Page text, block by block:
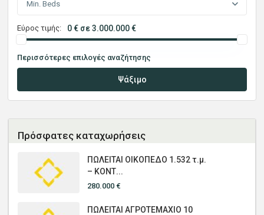
Min. Beds
Εύρος τιμής: 0 € σε 3.000.000 €
Περισσότερες επιλογές αναζήτησης
Ψάξιμο
Πρόσφατες καταχωρήσεις
ΠΩΛΕΙΤΑΙ ΟΙΚΟΠΕΔΟ 1.532 τ.μ.
– ΚΟΝΤ...
280.000 €
ΠΩΛΕΙΤΑΙ ΑΓΡΟΤΕΜΑΧΙΟ 10